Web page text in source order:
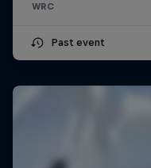
WRC
Past event